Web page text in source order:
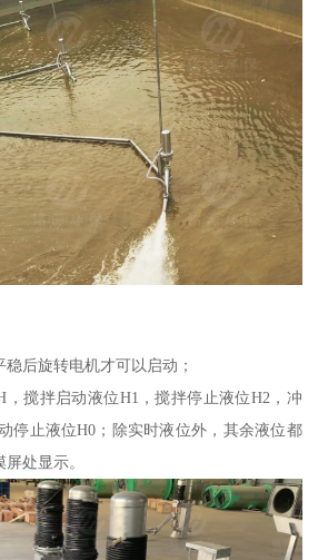
后旋转电机才可以启动；
搅拌启动液位H1，搅拌停止液位H2，冲
停止液位H0；除实时液位外，其余液位都
处显示。